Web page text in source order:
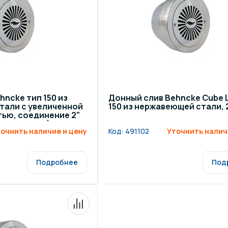
тип 150 из
с увеличенной
соединение 2"
типов)
наличие и цену
Подробнее
Донный слив Behncke Cube
150 из нержавеющей стали,
Код: 491102 Уточнить